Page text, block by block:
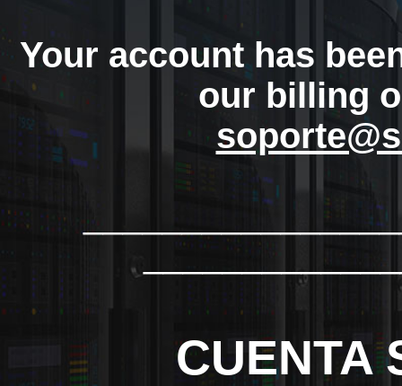
Your account has
our billing
CUENTA